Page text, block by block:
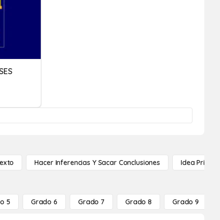
Hacer Inferencias Y Sacar Conclusiones Idea
5 Grado 6 Grado 7 Grado 8 Grado 9